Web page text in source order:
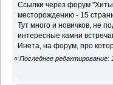
Ссылки через форум
месторождению - 15
Тут много и новичков, не
интересные камни
Инета, на форум, про
« Последнее